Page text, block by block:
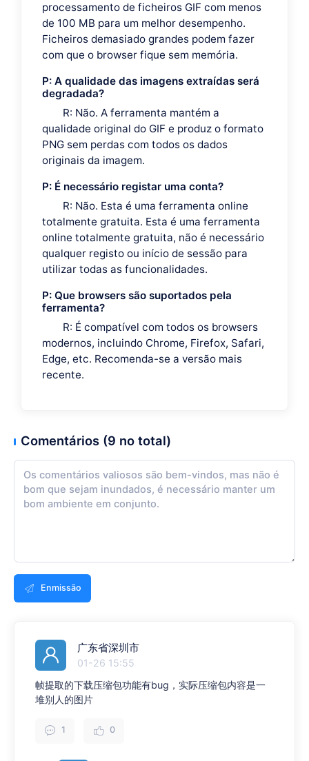
processamento de ficheiros GIF com menos
de 100 MB para um melhor desempenho.
Ficheiros demasiado grandes podem fazer
com que o browser fique sem memória.
P: A qualidade das imagens extraídas será
degradada?
R: Não. A ferramenta mantém a
qualidade original do GIF e produz o formato
PNG sem perdas com todos os dados
originais da imagem.
P: É necessário registar uma conta?
R: Não. Esta é uma ferramenta online
totalmente gratuita. Esta é uma ferramenta
online totalmente gratuita, não é necessário
qualquer registo ou início de sessão para
utilizar todas as funcionalidades.
P: Que browsers são suportados pela
ferramenta?
R: É compatível com todos os browsers
modernos, incluindo Chrome, Firefox, Safari,
Edge, etc. Recomenda-se a versão mais
recente.
Comentários (9 no total)
Enmissão
广东省深圳市
01-26 15:55
帧提取的下载压缩包功能有bug，实际压缩包内容是一
堆别人的图片
1 0